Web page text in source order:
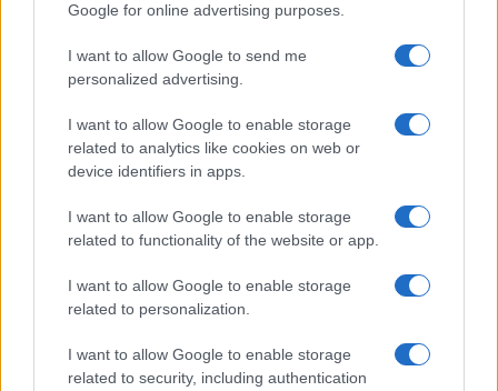
Google for online advertising purposes.
I want to allow Google to send me
personalized advertising.
I want to allow Google to enable storage
related to analytics like cookies on web or
device identifiers in apps.
I want to allow Google to enable storage
related to functionality of the website or app.
I want to allow Google to enable storage
related to personalization.
I want to allow Google to enable storage
related to security, including authentication